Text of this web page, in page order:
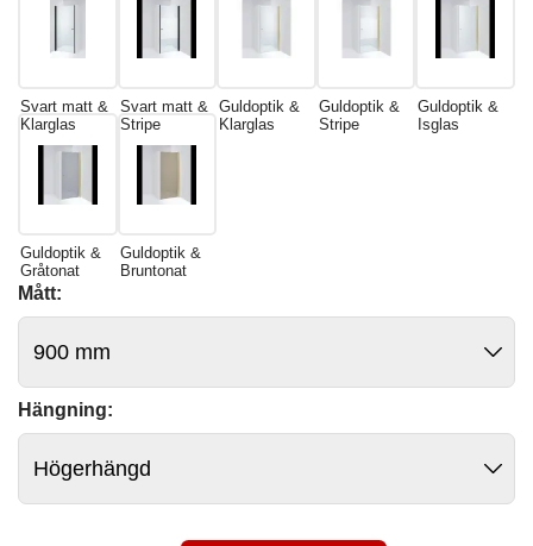
Svart matt &
Klarglas
Svart matt &
Stripe
Guldoptik &
Klarglas
Guldoptik &
Stripe
Guldoptik &
Isglas
Guldoptik &
Gråtonat
Guldoptik &
Bruntonat
Mått:
Hängning: